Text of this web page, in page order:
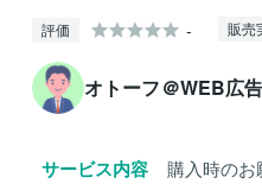
評価 - 販売
オトーフ＠WEB広
サービス内容 購入時のお